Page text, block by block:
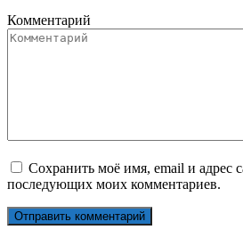
Комментарий
Сохранить моё имя, email и адрес
последующих моих комментариев.